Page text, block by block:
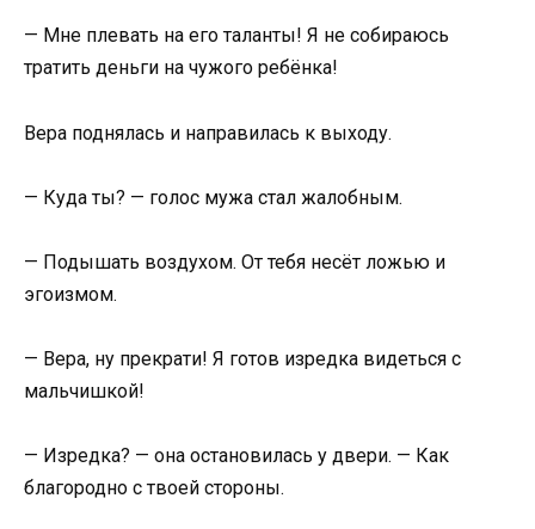
— Мне плевать на его таланты! Я не собираюсь
тратить деньги на чужого ребёнка!
Вера поднялась и направилась к выходу.
— Куда ты? — голос мужа стал жалобным.
— Подышать воздухом. От тебя несёт ложью и
эгоизмом.
— Вера, ну прекрати! Я готов изредка видеться с
мальчишкой!
— Изредка? — она остановилась у двери. — Как
благородно с твоей стороны.